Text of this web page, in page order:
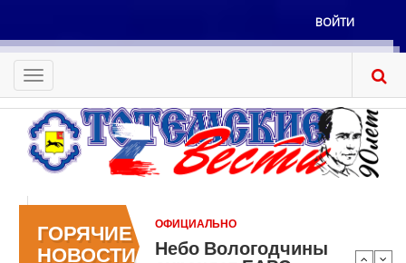
основному
содержанию
Меню
учётной
записи
пользователя
ВОЙТИ
Toggle
navigation
ГОРЯЧИЕ
НОВОСТИ
ОФИЦИАЛЬНО
Небо Вологодчины